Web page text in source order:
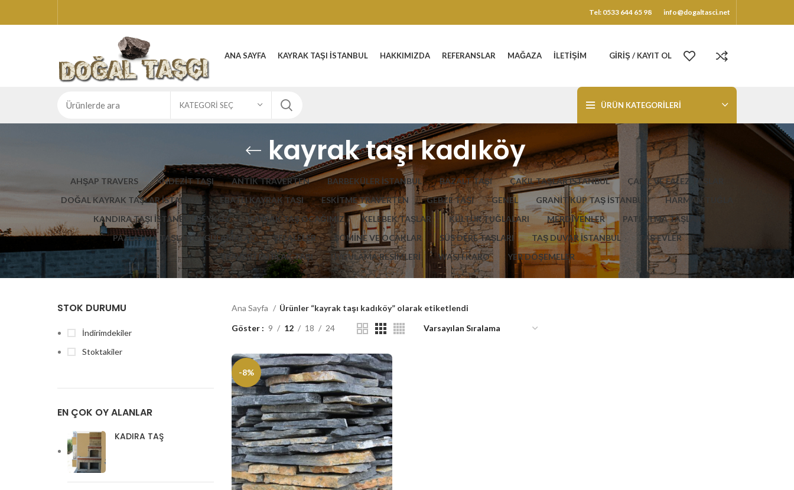
Tel: 0533 644 65 98 info@dogaltasci.net
ANA SAYFA KAYRAK TAŞI İSTANBUL HAKKIMIZDA REFERANSLAR MAĞAZA İLETIŞIM GIRIŞ / KAYIT OL
KATEGORI SEÇ ÜRÜN KATEGORILERI
kayrak taşı kadıköy
AHŞAP TRAVERS ANDEZİT TAŞI ANTİK TRAVERTEN BARBEKÜLER İSTANBUL BAZALT TAŞI ÇAKIL TAŞLAR İSTANBUL
ÇAKIL VE FALEZ TAŞLAR
DOĞAL KAYRAK TAŞLAR İSTANBUL
EBATLI KAYRAK TAŞI ESKITME TRAVERTEN GEBZE TAŞI GENEL GRANİT KÜP TAŞ İSTANBUL
HARMAN TUĞLA
KANDIRA TAŞI İSTANBUL BEYKOZ
KAYRAK TAŞ OCAĞIMIZ KELEBEK TAŞLAR KÜLTÜR TUĞLALARI MERDİVENLER
PATLATMA TAŞLAR
PATLATMA TAŞLAR UYGULAMALAR
ŞELALELER ŞÖMİNE VE OCAKLAR SÜS DERE TAŞLARI TAŞ DUVAR İSTANBUL
TAŞ EVLER
TRAVERTEN PLAK TAŞI
UYGULAMA RESİMLERİ WASH KARO YER DÖŞEMELER
STOK DURUMU
İndirimdekiler
Stoktakiler
EN ÇOK OY ALANLAR
KADIRA TAŞ
Ana Sayfa
Ürünler “kayrak taşı kadıköy” olarak etiketlendi
Göster
9 12 18 24
-8%